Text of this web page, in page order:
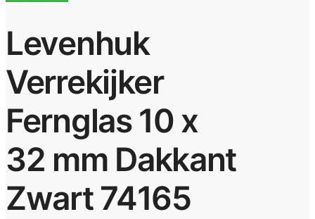
Levenhuk
Verrekijker
Fernglas 10 x
32 mm Dakkant
Zwart 74165